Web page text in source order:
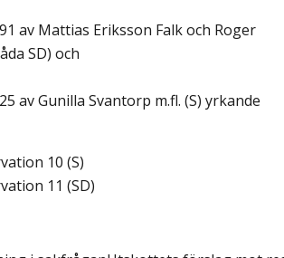
av Mattias Eriksson Falk och Roger
SD) och
av Gunilla Svantorp m.fl. (S) yrkande
10 (S)
11 (SD)